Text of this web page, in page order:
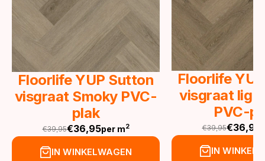
Floorlife YUP Sutton
visgraat Smoky PVC-
plak
€39,95
Oorspronkelijke
prijs
€36,95
Huidige
prijs
per m2
IN WINKELWAGEN
Floorlife
visgraat
PVC-
€39,95
prijs
€36,95
Huidige
prijs
IN